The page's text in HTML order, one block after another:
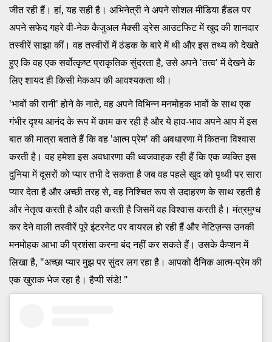
जीत रही हैं। हां, यह सही है। अभिनेत्री ने अपने सोशल मीडिया हैंडल पर
अपने सफेद गहरे वी-नेक कैजुअल मैक्सी ड्रेस आउटफिट में खुद की शानदार
तस्वीरें साझा कीं। वह तस्वीरों में ठंडक के बारे में थी और इस तथ्य को देखते
हुए कि वह एक सर्वोत्कृष्ट प्राकृतिक सुंदरता है, उसे अपने 'तत्व' में देखने के
लिए शायद ही किसी मेकअप की आवश्यकता थी।
'भावों की रानी' होने के नाते, वह अपने विभिन्न मनमोहक भावों के साथ एक
गंभीर दृश्य आनंद के रूप में काम कर रही है और ये हाव-भाव अपने आप में इस
बात की मात्रा बताते हैं कि वह 'आत्म प्रेम' की अवधारणा में कितना विश्वास
करती है। वह हमेशा इस अवधारणा की ध्वजवाहक रही हैं कि एक व्यक्ति इस
दुनिया में दूसरों को प्यार तभी दे सकता है जब वह पहले खुद को पृथ्वी पर सारा
प्यार देता है और अच्छी तरह से, वह निश्चित रूप से उदाहरण के साथ रहती है
और नेतृत्व करती है और वही करती है जिसमें वह विश्वास करती है। मंत्रमुग्ध
कर देने वाली तस्वीरें पूरे इंटरनेट पर वायरल हो रही हैं और नेटिज़न्स उनकी
मनमोहक आभा की प्रशंसा करना बंद नहीं कर सकते हैं। उसके कैप्शन में
लिखा है, "अच्छा प्यार मुझ पर सुंदर लग रहा है। आपको दैनिक आत्म-प्रेम की
एक खुराक भेज रहा है। हैप्पी संडे! "